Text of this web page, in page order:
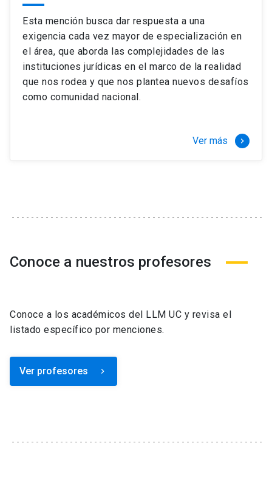
Esta mención busca dar respuesta a una
exigencia cada vez mayor de especialización en
el área, que aborda las complejidades de las
instituciones jurídicas en el marco de la realidad
que nos rodea y que nos plantea nuevos desafíos
como comunidad nacional.
Ver más keyboard_arrow_right
Conoce a nuestros profesores
Conoce a los académicos del LLM UC y revisa el
listado específico por menciones.
Ver profesores keyboard_arrow_right